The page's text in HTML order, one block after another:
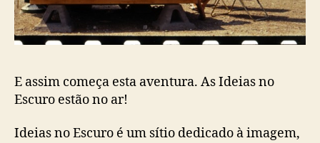
E assim começa esta aventura. As Ideias no
Escuro estão no ar!
Ideias no Escuro é um sítio dedicado à imagem,